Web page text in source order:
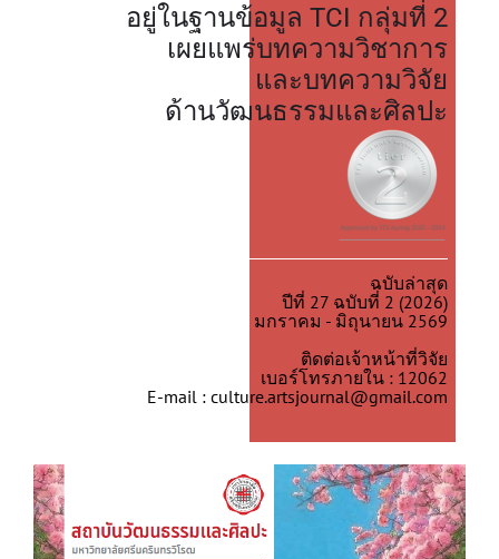
อยู่ในฐานข้อมูล TCI กลุ่มที่ 2
เผยแพร่บทความวิชาการ
และบทความวิจัย
ด้านวัฒนธรรมและศิลปะ
ฉบับล่าสุด
ปีที่ 27 ฉบับที่ 2 (2026)
มกราคม - มิถุนายน 2569
ติดต่อเจ้าหน้าที่วิจัย
เบอร์โทรภายใน : 12062
E-mail : culture.artsjournal@gmail.com